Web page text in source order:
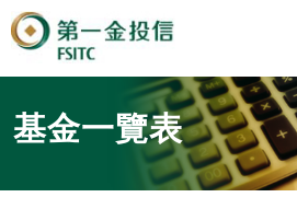
基金一覽表